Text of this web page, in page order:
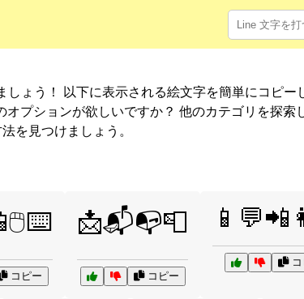
しょう！ 以下に表示される絵文字を簡単にコピ
プションが欲しいですか？ 他のカテゴリを探索
を見つけましょう。
コピー
📩📬📭📮
コピー
コ